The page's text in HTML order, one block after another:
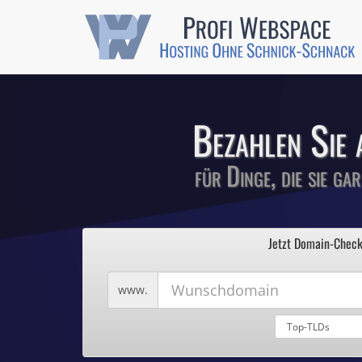
Günstige
Comodo-
Bezahlen
für Dinge, die sie
Profi
Hosting ohne
Domains für
2
3
5
Jetzt Domain-
Wunschdomain
www.